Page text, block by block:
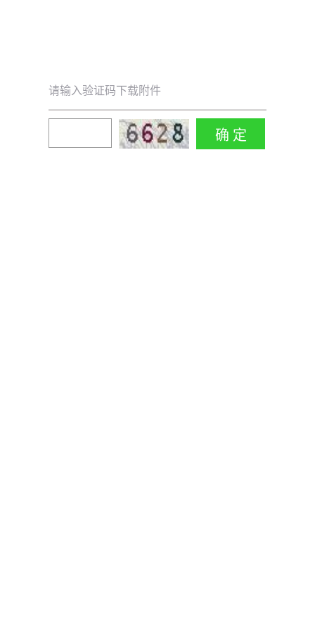
请输入验证码下载附件